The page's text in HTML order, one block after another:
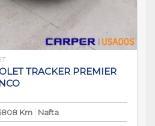
TRACKER PREMIER
Km
Nafta